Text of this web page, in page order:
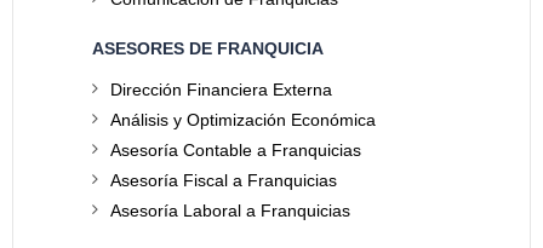
ASESORES DE FRANQUICIA
Dirección Financiera Externa
Análisis y Optimización Económica
Asesoría Contable a Franquicias
Asesoría Fiscal a Franquicias
Asesoría Laboral a Franquicias